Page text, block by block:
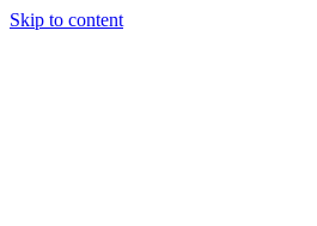
Skip to content